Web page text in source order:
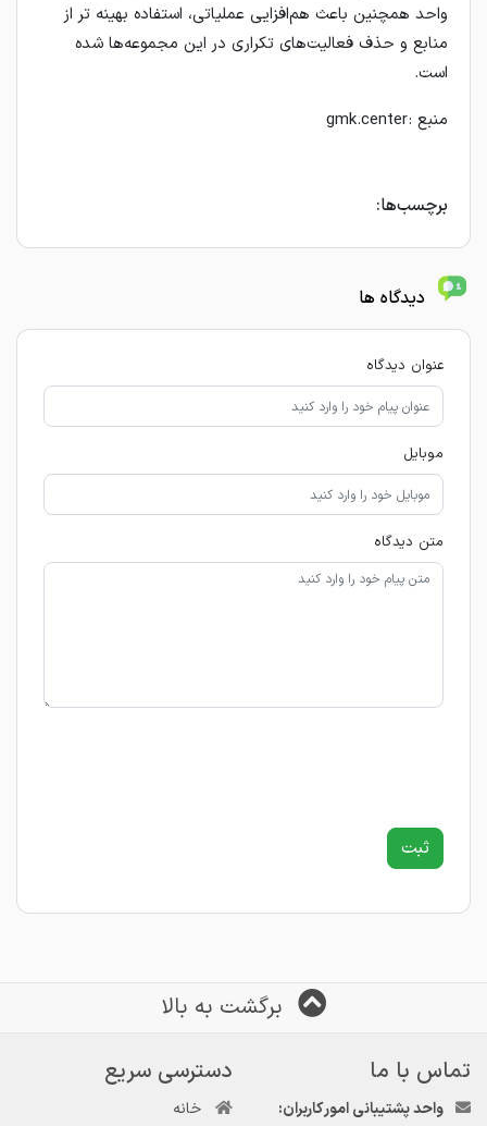
واحد همچنین باعث هم‌افزایی عملیاتی، استفاده بهینه‌ تر از
منابع و حذف فعالیت‌های تکراری در این مجموعه‌ها شده
است.
منبع : gmk.center
برچسب‌ها:
دیدگاه ها
عنوان دیدگاه
موبایل
متن دیدگاه
برگشت به بالا
تماس با ما
واحد پشتیبانی امور کاربران:
دسترسی سریع
خانه